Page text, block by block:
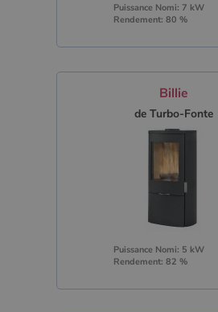
Puissance Nomi: 7 kW
Rendement: 80 %
Billie
de Turbo-Fonte
Puissance Nomi: 5 kW
Rendement: 82 %